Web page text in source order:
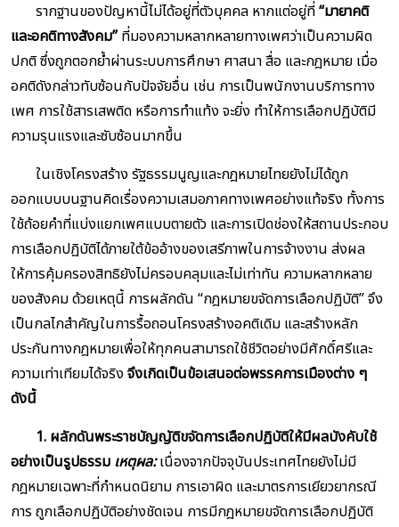
รากฐานของปัญหานี้ไม่ได้อยู่ที่ตัวบุคคล หากแต่อยู่ที่“มายาคติ
และอคติทางสังคม” ที่มองความหลากหลายทางเพศว่าเป็นความผิด
ปกติ ซึ่งถูกตอกย้ำผ่านระบบการศึกษา ศาสนา สื่อ และกฎหมาย เมื่อ
อคติดังกล่าวทับซ้อนกับปัจจัยอื่น เช่น การเป็นพนักงานบริการทาง
เพศ การใช้สารเสพติด หรือการทำแท้ง จะยิ่ง ทำให้การเลือกปฏิบัติมี
ความรุนแรงและซับซ้อนมากขึ้น
ในเชิงโครงสร้าง รัฐธรรมนูญและกฎหมายไทยยังไม่ได้ถูก
ออกแบบบนฐานคิดเรื่องความเสมอภาคทางเพศอย่างแท้จริง ทั้งการ
ใช้ถ้อยคำที่แบ่งแยกเพศแบบตายตัว และการเปิดช่องให้สถานประกอบ
การเลือกปฏิบัติได้ภายใต้ข้ออ้างของเสรีภาพในการจ้างงาน ส่งผล
ให้การคุ้มครองสิทธิยังไม่ครอบคลุมและไม่เท่าทัน ความหลากหลาย
ของสังคม ด้วยเหตุนี้ การผลักดัน “กฎหมายขจัดการเลือกปฏิบัติ” จึง
เป็นกลไกสำคัญในการรื้อถอนโครงสร้างอคติเดิม และสร้างหลัก
ประกันทางกฎหมายเพื่อให้ทุกคนสามารถใช้ชีวิตอย่างมีศักดิ์ศรีและ
ความเท่าเทียมได้จริงจึงเกิดเป็นข้อเสนอต่อพรรคการเมืองต่าง ๆ
ดังนี้
1. ผลักดันพระราชบัญญัติขจัดการเลือกปฏิบัติให้มีผลบังคับใช้
อย่างเป็นรูปธรรม เหตุผล:เนื่องจากปัจจุบันประเทศไทยยังไม่มี
กฎหมายเฉพาะที่กำหนดนิยาม การเอาผิด และมาตรการเยียวยากรณี
การ ถูกเลือกปฏิบัติอย่างชัดเจน การมีกฎหมายขจัดการเลือกปฏิบัติ